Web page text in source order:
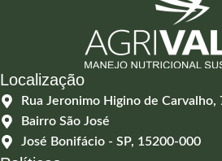
Localização
Rua Jeronimo Higino de Carvalho,
Bairro São José
José Bonifácio - SP, 15200-000